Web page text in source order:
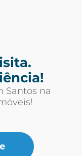
Santos na